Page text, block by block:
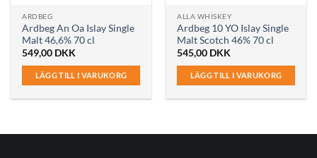
ARDBEG
Ardbeg An Oa Islay Single
Malt 46,6% 70 cl
549,00 DKK
LÄGG TILL I VARUKORG
ALLA WHISKEY
Ardbeg 10 YO Islay Single
Malt Scotch 46% 70 cl
545,00 DKK
LÄGG TILL I VARUKORG